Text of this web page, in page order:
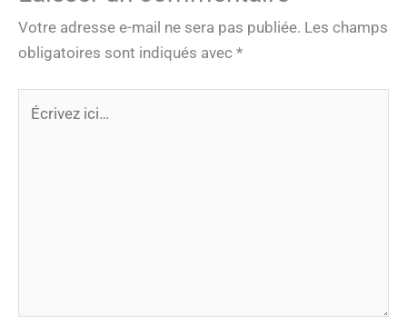
Votre adresse e-mail ne sera pas publiée. Les champs
obligatoires sont indiqués avec *